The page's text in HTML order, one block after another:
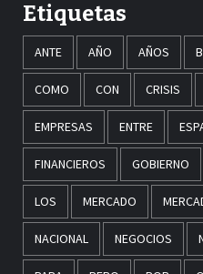
Etiquetas
ANTE AÑO AÑOS
COMO CON CRISIS
EMPRESAS ENTRE
FINANCIEROS GOBIERNO
LOS MERCADO
NACIONAL NEGOCIOS